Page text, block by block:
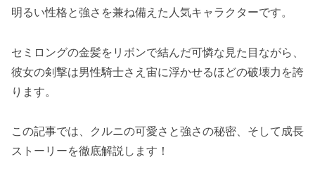
明るい性格と強さを兼ね備えた人気キャラクターです。
セミロングの金髪をリボンで結んだ可憐な見た目ながら、
彼女の剣撃は男性騎士さえ宙に浮かせるほどの破壊力を誇
ります。
この記事では、クルニの可愛さと強さの秘密、そして成長
ストーリーを徹底解説します！